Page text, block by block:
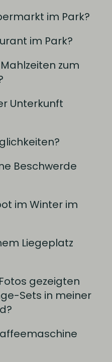
im Park?
im Park?
zum
Unterkunft
Beschwerde
im Winter im
Liegeplatz
gezeigten
Sets in meiner